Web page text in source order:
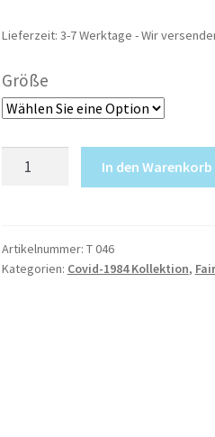
27,00 €
Lieferzeit: 3-7 Werktage - Wir
Größe
Great
schwarz
(100%
In den Warenkorb
Artikelnummer: T 046
Kategorien: Covid-1984 Kollektion,